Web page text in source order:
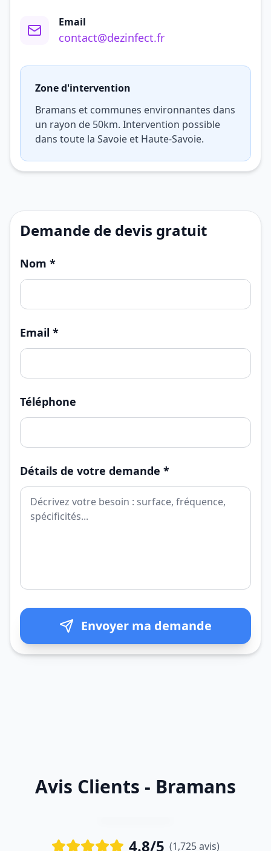
Email
contact@dezinfect.fr
Zone d'intervention
Bramans et communes environnantes dans
un rayon de 50km. Intervention possible
dans toute la Savoie et Haute-Savoie.
Demande de devis gratuit
Nom *
Email *
Téléphone
Détails de votre demande *
Envoyer ma demande
Avis Clients - Bramans
4.8/5 (1,725 avis)